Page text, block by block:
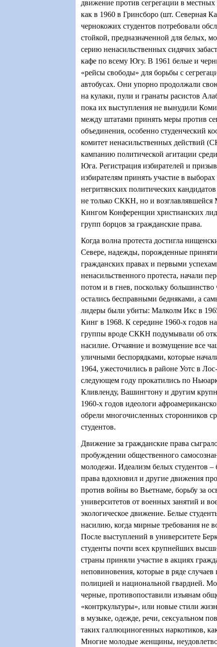
движение против сегрегации в местных
как в 1960 в Гринсборо (шт. Северная
чернокожих студентов потребовали
стойкой, предназначенной для белых,
серию ненасильственных сидячих
кафе по всему Югу. В 1961 белые и
«рейсы свободы» для борьбы с
автобусах. Они упорно продолжали
на кулаки, пули и гранаты расистов
пока их выступления не вынудили
между штатами принять меры против
объединения, особенно студенческий
комитет ненасильственных действий
кампанию политической агитации
Юга. Регистрация избирателей и
избирателям принять участие в
негритянских политических
не только СККН, но и
Кингом Конференции христианских
групп борцов за гражданские права.
Когда волна протеста достигла
Севере, надежды, порожденные
гражданских правах и первыми
ненасильственного протеста, начали
потом и в гнев, поскольку большинство
остались бесправными бедняками, а
лидеры были убиты: Малколм Икс в
Кинг в 1968. К середине 1960-х годов
группы вроде СККН подумывали об
насилие. Отчаяние и возмущение все
уличными беспорядками, которые
1964, ужесточились в районе Уотс в
следующем году прокатились по
Кливленду, Вашингтону и другим
1960-х годов идеологи
обрели многочисленных сторонников
студентов.
Движение за гражданские права
пробуждении общественного
молодежи. Идеализм белых студентов –
права вдохновил и другие движения
против войны во Вьетнаме, борьбу за
университетов от военных занятий и
экологическое движение. Белые
насилию, когда мирные требования не
После выступлений в университете
студенты почти всех крупнейших
страны приняли участие в акциях
неповиновения, которые в ряде случаев
полицией и национальной гвардией.
черные, противопоставили изъянам
«контркультуры», или новые стили
в музыке, одежде, речи, сексуальном
таких галлюциногенных наркотиков,
Многие молодые женщины,